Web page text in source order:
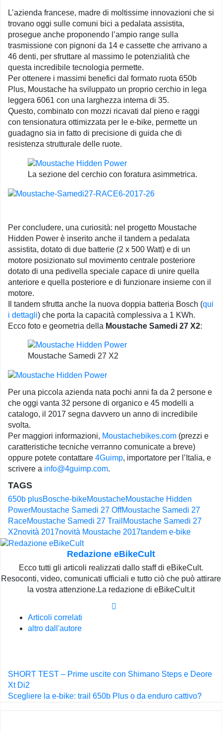
L’azienda francese, madre di moltissime innovazioni che si
trovano oggi sulle comuni bici a pedalata assistita,
prosegue anche proponendo l’ampio range sulla
trasmissione con pignoni da 14 e cassette che arrivano a
46 denti, per sfruttare al massimo le potenzialità che
questa incredibile tecnologia permette.
Per ottenere i massimi benefici dal formato ruota 650b
Plus, Moustache ha sviluppato un proprio cerchio in lega
leggera 6061 con una larghezza interna di 35.
Questo, combinato con mozzi ricavati dal pieno e raggi
con tensionatura ottimizzata per le e-bike, permette un
guadagno sia in fatto di precisione di guida che di
resistenza strutturale delle ruote.
La sezione del cerchio con foratura asimmetrica.
Per concludere, una curiosità: nel progetto Moustache
Hidden Power è inserito anche il tandem a pedalata
assistita, dotato di due batterie (2 x 500 Watt) e di un
motore posizionato sul movimento centrale posteriore
dotato di una pedivella speciale capace di unire quella
anteriore e quella posteriore e di funzionare insieme con il
motore.
Il tandem sfrutta anche la nuova doppia batteria Bosch (qui
i dettagli) che porta la capacità complessiva a 1 KWh.
Ecco foto e geometria della Moustache Samedi 27 X2:
Moustache Samedi 27 X2
Per una piccola azienda nata pochi anni fa da 2 persone e
che oggi vanta 32 persone di organico e 45 modelli a
catalogo, il 2017 segna davvero un anno di incredibile
svolta.
Per maggiori informazioni, Moustachebikes.com (prezzi e
caratteristiche tecniche verranno comunicate a breve)
oppure potete contattare 4Guimp, importatore per l’Italia, e
scrivere a info@4guimp.com.
TAGS
650b plusBosche-bikeMoustacheMoustache Hidden
PowerMoustache Samedi 27 OffMoustache Samedi 27
RaceMoustache Samedi 27 Trail Moustache Samedi 27
X2novità 2017novità Moustache 2017tandem e-bike
Redazione eBikeCult
Ecco tutti gli articoli realizzati dallo staff di eBikeCult.
Resoconti, video, comunicati ufficiali e tutto ciò che può attirare
la vostra attenzione.La redazione di eBikeCult.it
Articoli correlati
altro dall'autore
Navigazione
articoli
SHORT TEST – Prime uscite con Shimano Steps e Deore
Xt Di2
Scegliere la e-bike: trail 650b Plus o da enduro cattivo?